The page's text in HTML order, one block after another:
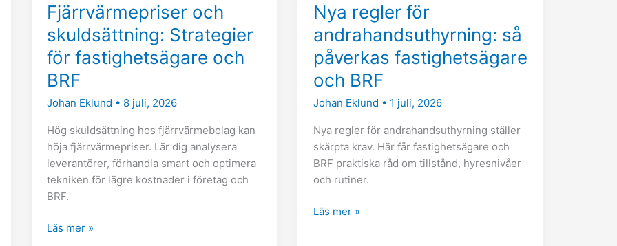
Fjärrvärmepriser och
skuldsättning: Strategier
för fastighetsägare och
BRF
Johan Eklund • 8 juli, 2026
Hög skuldsättning hos fjärrvärmebolag kan
höja fjärrvärmepriser. Lär dig analysera
leverantörer, förhandla smart och optimera
tekniken för lägre kostnader i företag och
BRF.
Läs mer »
Nya regler för
andrahandsuthyrning: så
påverkas fastighetsägare
och BRF
Johan Eklund • 1 juli, 2026
Nya regler för andrahandsuthyrning ställer
skärpta krav. Här får fastighetsägare och
BRF praktiska råd om tillstånd, hyresnivåer
och rutiner.
Läs mer »